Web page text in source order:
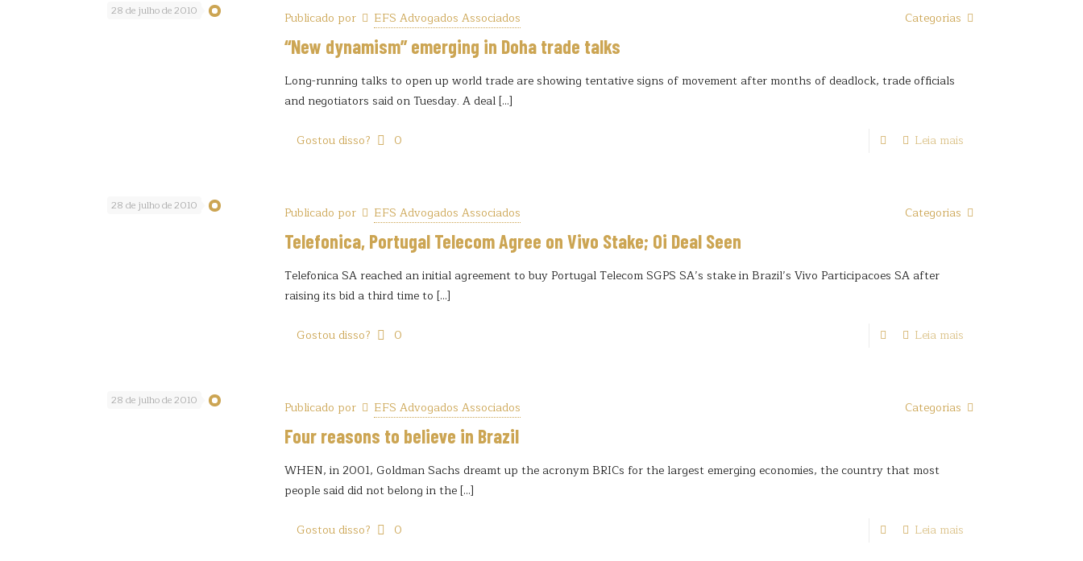
28 de julho de 2010 Publicado por EFS Advogados Associados Categorias
“New dynamism” emerging in Doha trade talks
Long-running talks to open up world trade are showing tentative signs of movement after months of deadlock, trade officials
and negotiators said on Tuesday. A deal[…]
Gostou disso? 0 Leia mais
28 de julho de 2010 Publicado por EFS Advogados Associados Categorias
Telefonica, Portugal Telecom Agree on Vivo Stake; Oi Deal Seen
Telefonica SA reached an initial agreement to buy Portugal Telecom SGPS SA’s stake in Brazil’s Vivo Participacoes SA after
raising its bid a third time to […]
Gostou disso? 0 Leia mais
28 de julho de 2010 Publicado por EFS Advogados Associados Categorias
Four reasons to believe in Brazil
WHEN, in 2001, Goldman Sachs dreamt up the acronym BRICs for the largest emerging economies, the country that most
people said did not belong in the[…]
Gostou disso? 0 Leia mais